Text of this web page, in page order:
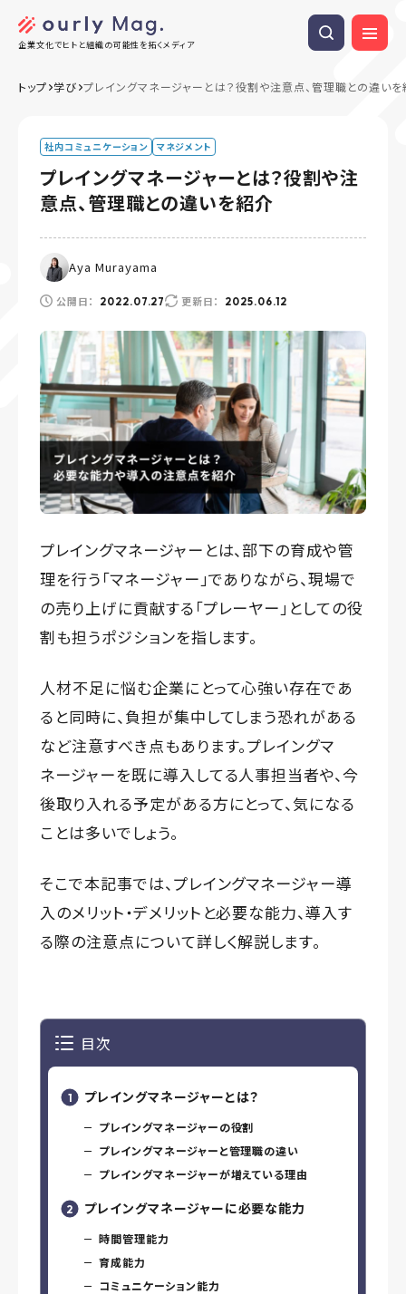
企業文化でヒトと組織の可能性を拓くメディア
トップ 学び プレイングマネージャーとは？役割や注意点、管理職との違い
社内コミュニケーション マネジメント
プレイングマネージャーとは？役割や注
意点、管理職との違いを紹介
Aya Murayama
公開日： 2022.07.27 更新日： 2025.06.12
プレイングマネージャーとは、部下の育成や管
理を行う「マネージャー」でありながら、現場で
の売り上げに貢献する「プレーヤー」としての役
割も担うポジションを指します。
人材不足に悩む企業にとって心強い存在であ
ると同時に、負担が集中してしまう恐れがある
など注意すべき点もあります。プレイングマ
ネージャーを既に導入してる人事担当者や、今
後取り入れる予定がある方にとって、気になる
ことは多いでしょう。
そこで本記事では、プレイングマネージャー導
入のメリット・デメリットと必要な能力、導入す
る際の注意点について詳しく解説します。
目次
プレイングマネージャーとは？
プレイングマネージャーの役割
プレイングマネージャーと管理職の違い
プレイングマネージャーが増えている理由
プレイングマネージャーに必要な能力
時間管理能力
育成能力
コミュニケーション能力